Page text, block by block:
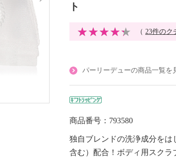
ト
（ 23件のク
パーリーデューの商品一覧を
商品番号：793580
独自ブレンドの洗浄成分を
含む）配合！ボディ用スクラ